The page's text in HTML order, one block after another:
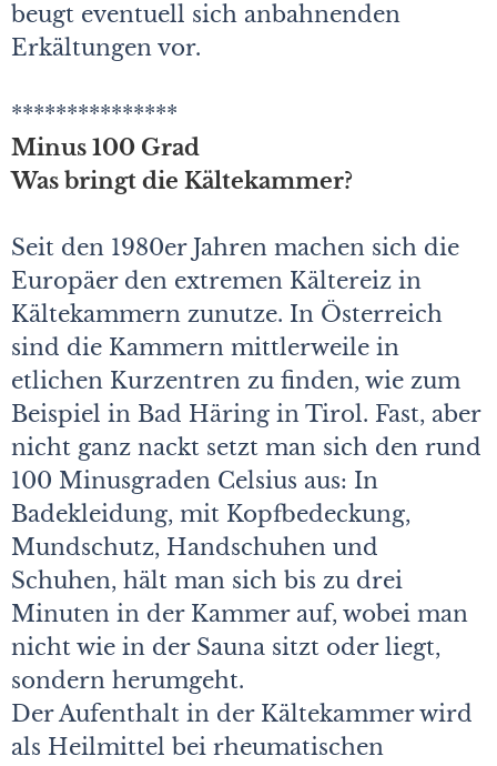
beugt eventuell sich anbahnenden
Erkältungen vor.
***************
Minus 100 Grad
Was bringt die Kältekammer?
Seit den 1980er Jahren machen sich die
Europäer den extremen Kältereiz in
Kältekammern zunutze. In Österreich
sind die Kammern mittlerweile in
etlichen Kurzentren zu finden, wie zum
Beispiel in Bad Häring in Tirol. Fast, aber
nicht ganz nackt setzt man sich den rund
100 Minusgraden Celsius aus: In
Badekleidung, mit Kopfbedeckung,
Mundschutz, Handschuhen und
Schuhen, hält man sich bis zu drei
Minuten in der Kammer auf, wobei man
nicht wie in der Sauna sitzt oder liegt,
sondern herumgeht.
Der Aufenthalt in der Kältekammer wird
als Heilmittel bei rheumatischen